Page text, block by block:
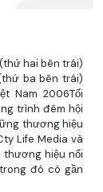
hai bên trái)
ba bên trái)
Nam 2006Tối
trình đêm hội
thương hiệu
Life Media và
hiệu nổi
đó có gần